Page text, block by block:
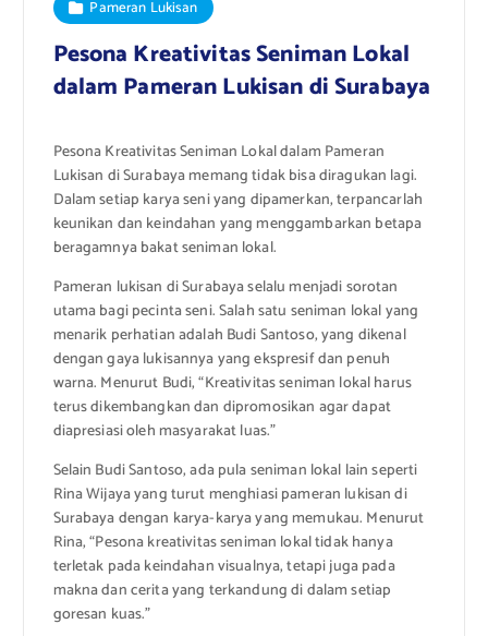
Pameran Lukisan
Pesona Kreativitas Seniman Lokal
dalam Pameran Lukisan di Surabaya
Pesona Kreativitas Seniman Lokal dalam Pameran
Lukisan di Surabaya memang tidak bisa diragukan lagi.
Dalam setiap karya seni yang dipamerkan, terpancarlah
keunikan dan keindahan yang menggambarkan betapa
beragamnya bakat seniman lokal.
Pameran lukisan di Surabaya selalu menjadi sorotan
utama bagi pecinta seni. Salah satu seniman lokal yang
menarik perhatian adalah Budi Santoso, yang dikenal
dengan gaya lukisannya yang ekspresif dan penuh
warna. Menurut Budi, “Kreativitas seniman lokal harus
terus dikembangkan dan dipromosikan agar dapat
diapresiasi oleh masyarakat luas.”
Selain Budi Santoso, ada pula seniman lokal lain seperti
Rina Wijaya yang turut menghiasi pameran lukisan di
Surabaya dengan karya-karya yang memukau. Menurut
Rina, “Pesona kreativitas seniman lokal tidak hanya
terletak pada keindahan visualnya, tetapi juga pada
makna dan cerita yang terkandung di dalam setiap
goresan kuas.”